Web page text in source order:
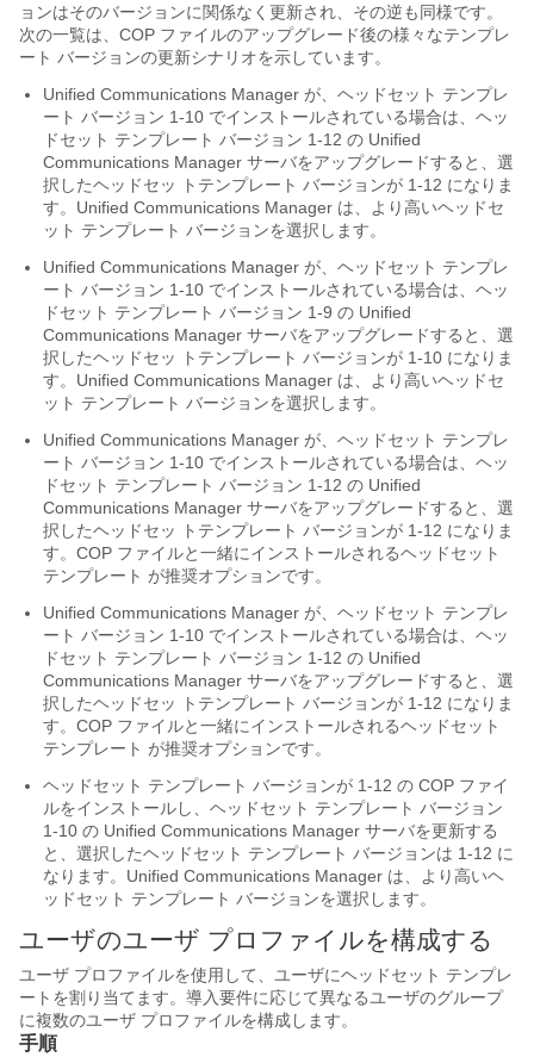
ョンはそのバージョンに関係なく更新され、その逆も同様です。
次の一覧は、COP ファイルのアップグレード後の様々なテンプレ
ート バージョンの更新シナリオを示しています。
Unified Communications Manager が、ヘッドセット テンプレ
ート バージョン 1-10 でインストールされている場合は、ヘッ
ドセット テンプレート バージョン 1-12 の Unified
Communications Manager サーバをアップグレードすると、選
択したヘッドセッ トテンプレート バージョンが 1-12 になりま
す。Unified Communications Manager は、より高いヘッドセ
ット テンプレート バージョンを選択します。
Unified Communications Manager が、ヘッドセット テンプレ
ート バージョン 1-10 でインストールされている場合は、ヘッ
ドセット テンプレート バージョン 1-9 の Unified
Communications Manager サーバをアップグレードすると、選
択したヘッドセッ トテンプレート バージョンが 1-10 になりま
す。Unified Communications Manager は、より高いヘッドセ
ット テンプレート バージョンを選択します。
Unified Communications Manager が、ヘッドセット テンプレ
ート バージョン 1-10 でインストールされている場合は、ヘッ
ドセット テンプレート バージョン 1-12 の Unified
Communications Manager サーバをアップグレードすると、選
択したヘッドセッ トテンプレート バージョンが 1-12 になりま
す。COP ファイルと一緒にインストールされるヘッドセット
テンプレート が推奨オプションです。
Unified Communications Manager が、ヘッドセット テンプレ
ート バージョン 1-10 でインストールされている場合は、ヘッ
ドセット テンプレート バージョン 1-12 の Unified
Communications Manager サーバをアップグレードすると、選
択したヘッドセッ トテンプレート バージョンが 1-12 になりま
す。COP ファイルと一緒にインストールされるヘッドセット
テンプレート が推奨オプションです。
ヘッドセット テンプレート バージョンが 1-12 の COP ファイ
ルをインストールし、ヘッドセット テンプレート バージョン
1-10 の Unified Communications Manager サーバを更新する
と、選択したヘッドセット テンプレート バージョンは 1-12 に
なります。Unified Communications Manager は、より高いヘ
ッドセット テンプレート バージョンを選択します。
ユーザのユーザ プロファイルを構成する
ユーザ プロファイルを使用して、ユーザにヘッドセット テンプレ
ートを割り当てます。導入要件に応じて異なるユーザのグループ
に複数のユーザ プロファイルを構成します。
手順